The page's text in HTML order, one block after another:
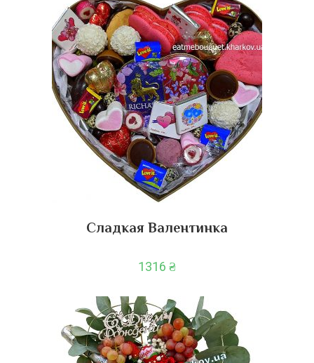
Сладкая Валентинка
1316 ₴